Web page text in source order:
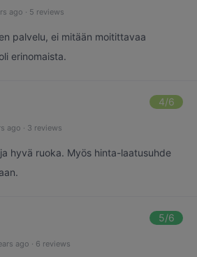
ago · 5 reviews
palvelu, ei mitään moitittavaa
erinomaista.
4/6
ago · 3 reviews
hyvä ruoka. Myös hinta-laatusuhde
5/6
ago · 6 reviews